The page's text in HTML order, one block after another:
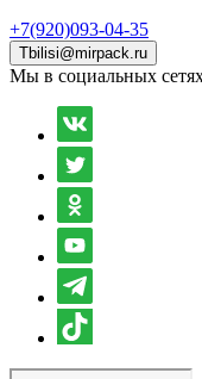
+7(920)093-04-35
Tbilisi@mirpack.ru
Мы в социальных